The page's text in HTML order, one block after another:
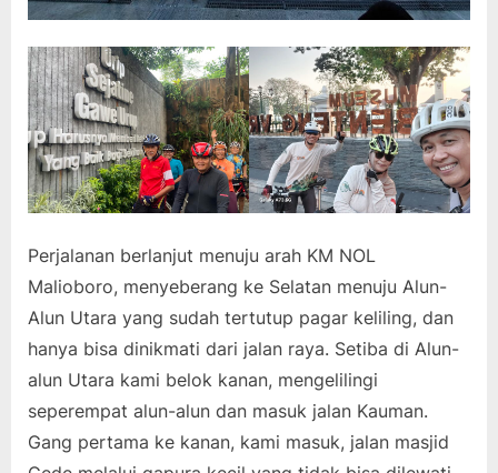
Perjalanan berlanjut menuju arah KM NOL
Malioboro, menyeberang ke Selatan menuju Alun-
Alun Utara yang sudah tertutup pagar keliling, dan
hanya bisa dinikmati dari jalan raya. Setiba di Alun-
alun Utara kami belok kanan, mengelilingi
seperempat alun-alun dan masuk jalan Kauman.
Gang pertama ke kanan, kami masuk, jalan masjid